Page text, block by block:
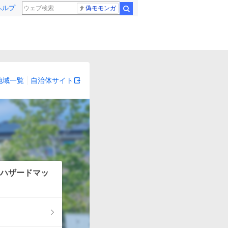
ルプ 偽モモンガ
域一覧 自治体サイト
ザードマッ